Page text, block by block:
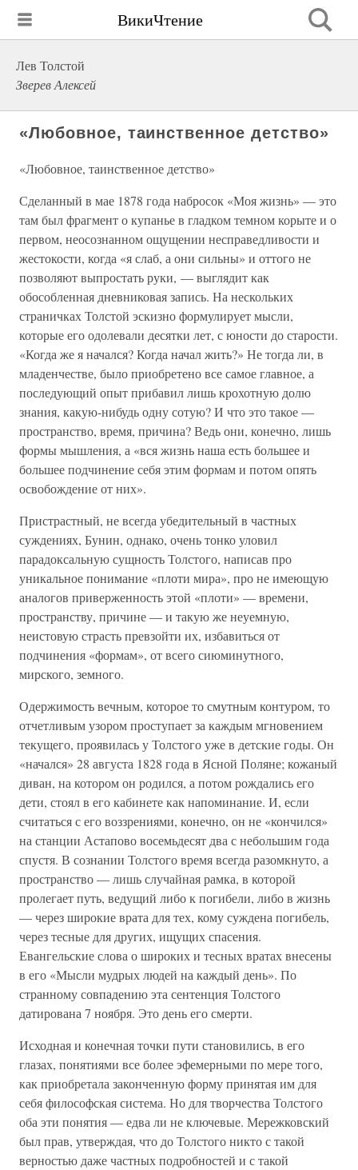
ВикиЧтение
Лев Толстой
Зверев Алексей
«Любовное, таинственное детство»
«Любовное, таинственное детство»
Сделанный в мае 1878 года набросок «Моя жизнь» — это
там был фрагмент о купанье в гладком темном корыте и о
первом, неосознанном ощущении несправедливости и
жестокости, когда «я слаб, а они сильны» и оттого не
позволяют выпростать руки, — выглядит как
обособленная дневниковая запись. На нескольких
страничках Толстой эскизно формулирует мысли,
которые его одолевали десятки лет, с юности до старости.
«Когда же я начался? Когда начал жить?» Не тогда ли, в
младенчестве, было приобретено все самое главное, а
последующий опыт прибавил лишь крохотную долю
знания, какую-нибудь одну сотую? И что это такое —
пространство, время, причина? Ведь они, конечно, лишь
формы мышления, а «вся жизнь наша есть большее и
большее подчинение себя этим формам и потом опять
освобождение от них».
Пристрастный, не всегда убедительный в частных
суждениях, Бунин, однако, очень тонко уловил
парадоксальную сущность Толстого, написав про
уникальное понимание «плоти мира», про не имеющую
аналогов приверженность этой «плоти» — времени,
пространству, причине — и такую же неуемную,
неистовую страсть превзойти их, избавиться от
подчинения «формам», от всего сиюминутного,
мирского, земного.
Одержимость вечным, которое то смутным контуром, то
отчетливым узором проступает за каждым мгновением
текущего, проявилась у Толстого уже в детские годы. Он
«начался» 28 августа 1828 года в Ясной Поляне; кожаный
диван, на котором он родился, а потом рождались его
дети, стоял в его кабинете как напоминание. И, если
считаться с его воззрениями, конечно, он не «кончился»
на станции Астапово восемьдесят два с небольшим года
спустя. В сознании Толстого время всегда разомкнуто, а
пространство — лишь случайная рамка, в которой
пролегает путь, ведущий либо к погибели, либо в жизнь
— через широкие врата для тех, кому суждена погибель,
через тесные для других, ищущих спасения.
Евангельские слова о широких и тесных вратах внесены
в его «Мысли мудрых людей на каждый день». По
странному совпадению эта сентенция Толстого
датирована 7 ноября. Это день его смерти.
Исходная и конечная точки пути становились, в его
глазах, понятиями все более эфемерными по мере того,
как приобретала законченную форму принятая им для
себя философская система. Но для творчества Толстого
оба эти понятия — едва ли не ключевые. Мережковский
был прав, утверждая, что до Толстого никто с такой
верностью даже частных подробностей и с такой